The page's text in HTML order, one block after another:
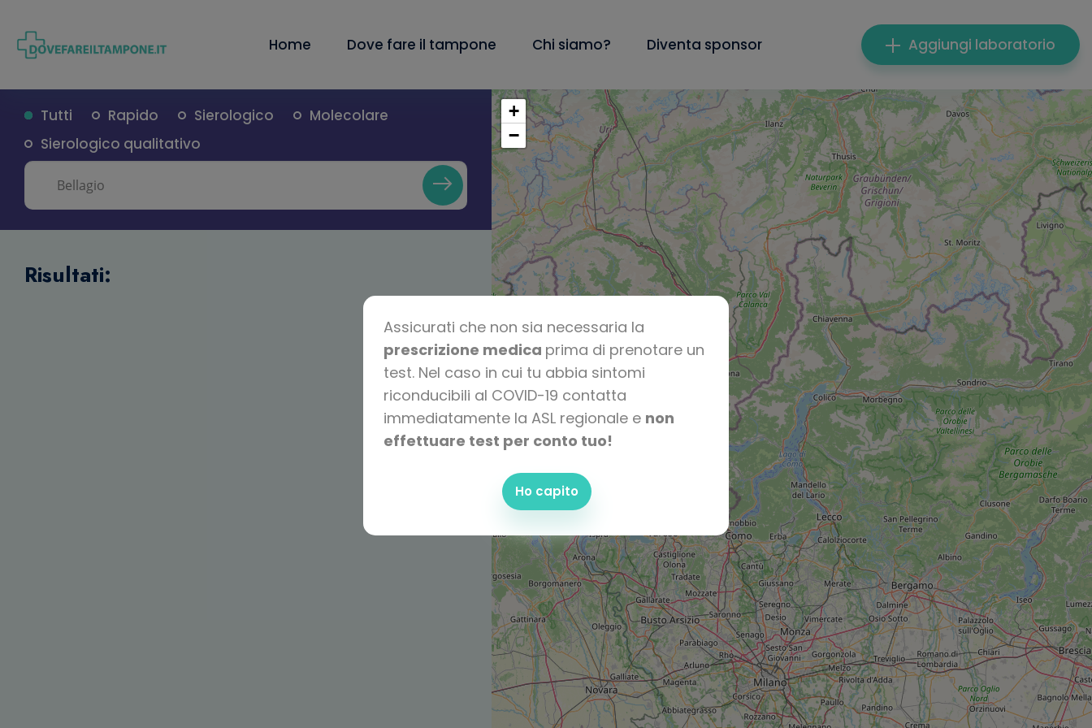
Assicurati che non sia necessaria la
prescrizione medica prima di prenotare un
test. Nel caso in cui tu abbia sintomi
riconducibili al COVID-19 contatta
immediatamente la ASL regionale e non
effettuare test per conto tuo!
Ho capito
Home Dove fare il tampone Chi siamo? Diventa sponsor Aggiungi laboratorio
Tutti Rapido Sierologico
Molecolare
Sierologico qualitativo
Risultati:
+
−